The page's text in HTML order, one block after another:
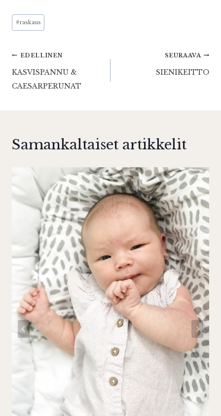
Avainsanat:
#raskaus
Artikkelien
selaus
EDELLINEN
KASVISPANNU &
CAESARPERUNAT
SEURAAVA
SIENIKEITTO
Samankaltaiset artikkelit